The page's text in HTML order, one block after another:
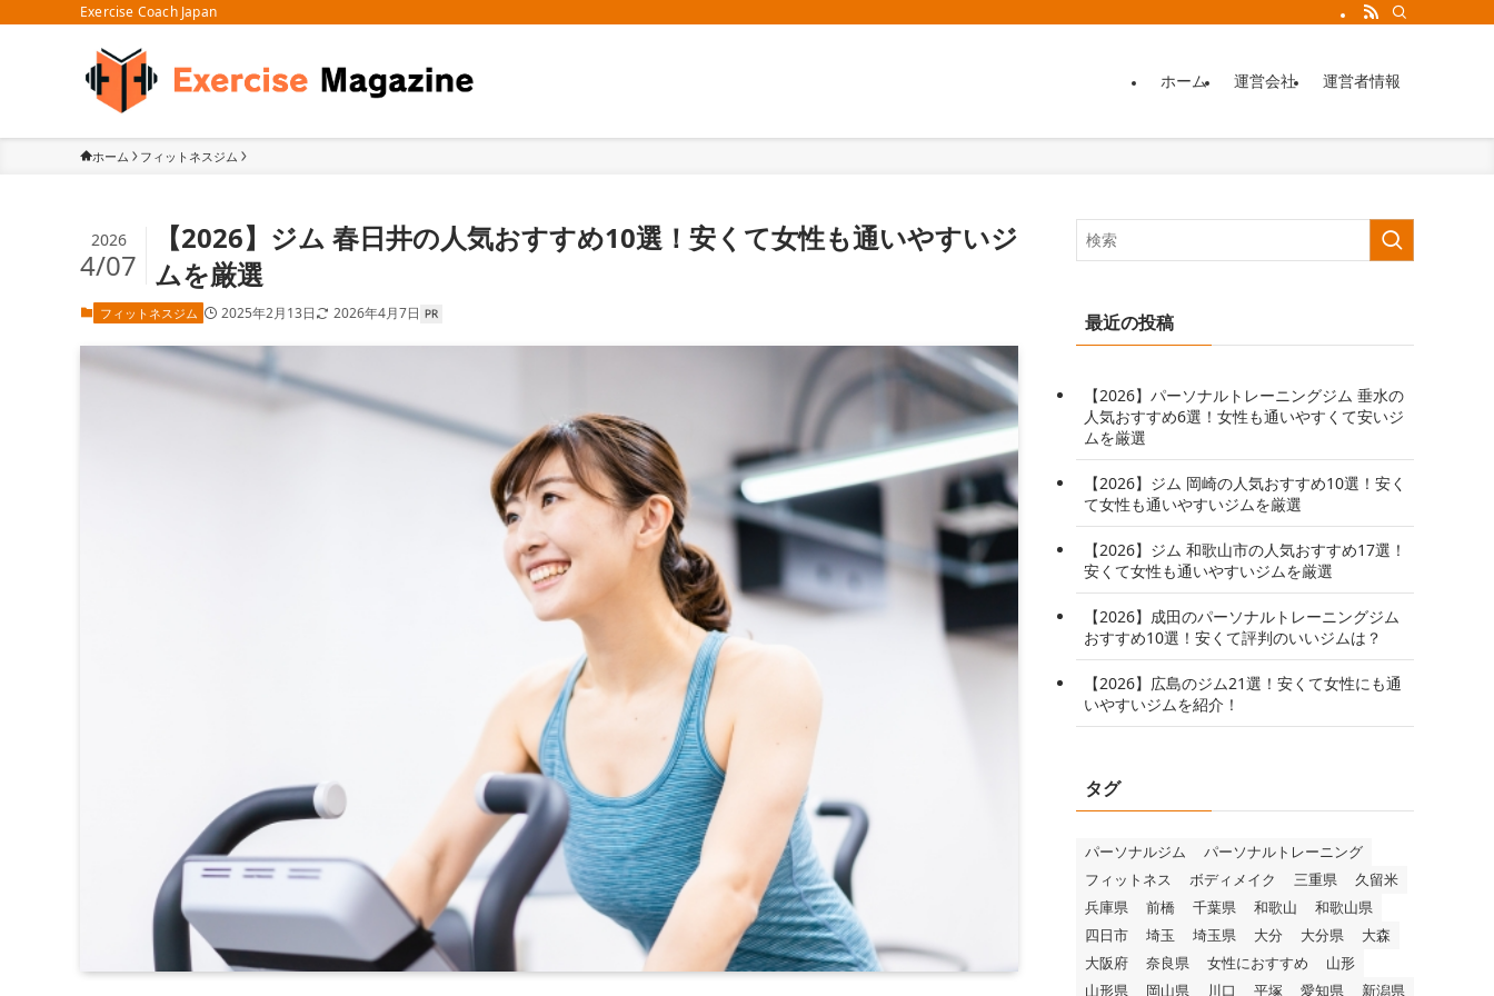
Exercise Coach Japan
ホーム 運営会社 運営者情報
ホーム フィットネスジム
【2026】ジム 春日井の人気おすすめ10選！安くて女性も通いやすいジ
ムを厳選
2026
4/07
フィットネスジム 2025年2月13日 2026年4月7日 最近の投稿
【2026】パーソナルトレーニングジム 垂水の
人気おすすめ6選！女性も通いやすくて安いジ
ムを厳選
【2026】ジム 岡崎の人気おすすめ10選！安く
て女性も通いやすいジムを厳選
【2026】ジム 和歌山市の人気おすすめ17選！
安くて女性も通いやすいジムを厳選
【2026】成田のパーソナルトレーニングジム
おすすめ10選！安くて評判のいいジムは？
【2026】広島のジム21選！安くて女性にも通
いやすいジムを紹介！
タグ
パーソナルジム
パーソナルトレーニング
フィットネス
ボディメイク 三重県
久留米
兵庫県
前橋 千葉県 和歌山
和歌山県
四日市
埼玉 埼玉県 大分 大分県
大森
大阪府
奈良県 女性におすすめ
山形
山形県
岡山県 川口 平塚 愛知県 新潟県